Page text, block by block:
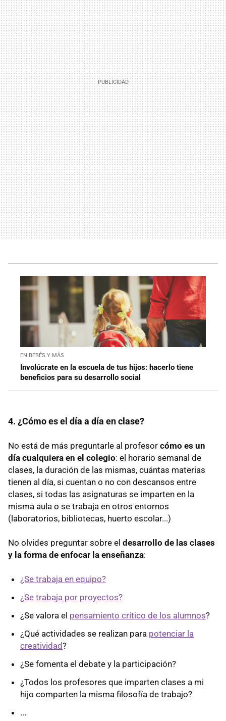
EN BEBÉS Y MÁS
Involúcrate en la escuela de tus hijos: hacerlo tiene
beneficios para su desarrollo social
4. ¿Cómo es el día a día en clase?
No está de más preguntarle al profesor cómo es un
día cualquiera en el colegio: el horario semanal de
clases, la duración de las mismas, cuántas materias
tienen al día, si cuentan o no con descansos entre
clases, si todas las asignaturas se imparten en la
misma aula o se trabaja en otros entornos
(laboratorios, bibliotecas, huerto escolar...)
No olvides preguntar sobre el desarrollo de las clases
y la forma de enfocar la enseñanza:
¿Se trabaja en equipo?
¿Se trabaja por proyectos?
¿Se valora el pensamiento crítico de los alumnos?
¿Qué actividades se realizan para potenciar la
creatividad?
¿Se fomenta el debate y la participación?
¿Todos los profesores que imparten clases a mi
hijo comparten la misma filosofía de trabajo?
...